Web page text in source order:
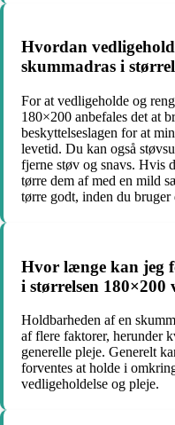
Hvordan
skummadras i
For at vedligeholde og
180×200 anbefales det at
beskyttelseslagen for at
levetid. Du kan også
fjerne støv og snavs. Hvis
tørre dem af med en mild
tørre godt, inden du bruger
Hvor længe kan jeg
i størrelsen 180×200
Holdbarheden af en
af flere faktorer, herunder
generelle pleje. Generelt
forventes at holde i
vedligeholdelse og pleje.